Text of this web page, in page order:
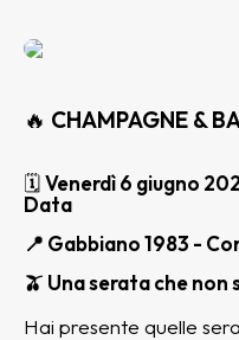
🔥 CHAMPAGNE &
🗓Venerdì 6 giugno
Data
📍 Gabbiano 1983 -
🫒 Una serata che non
Hai presente quelle